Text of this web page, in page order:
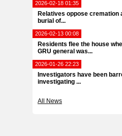
2026-02-18 01:35
Relatives oppose cremation
burial of...
2026-02-13 00:08
Residents flee the house
GRU general was...
2026-01-26 22:23
Investigators have been
investigating ...
All News